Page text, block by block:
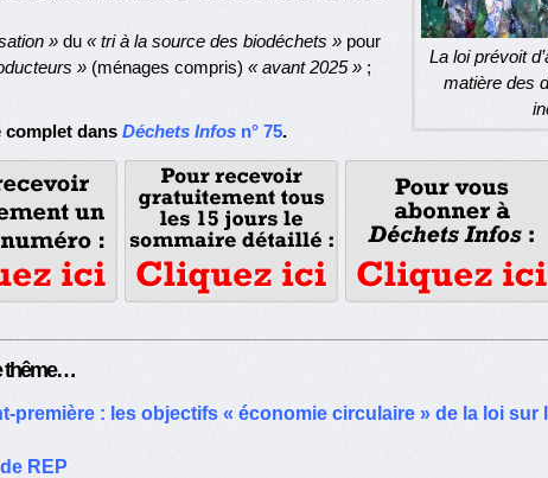
La loi prévoit
matière des
»du « tri à la source des biodéchets »pour
»(ménages compris) « avant 2025 »;
complet dans Déchets Infosn° 75.
thême…
première : les objectifs « économie circulaire » de la loi
REP